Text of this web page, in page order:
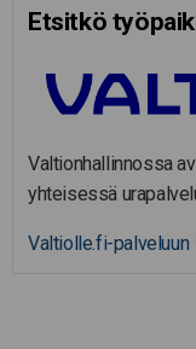
Etsitkö
Valtionhallinnossa
yhteisessä
Valtiolle.fi-palveluun